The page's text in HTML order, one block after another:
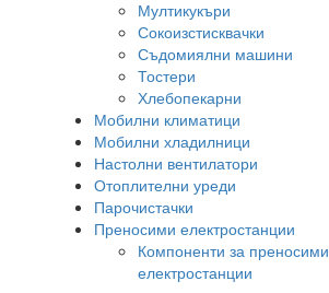
Мултикукъри
Сокоизстисквачки
Съдомиялни машини
Тостери
Хлебопекарни
Мобилни климатици
Мобилни хладилници
Настолни вентилатори
Отоплителни уреди
Парочистачки
Преносими електростанции
Компоненти за преносими
електростанции